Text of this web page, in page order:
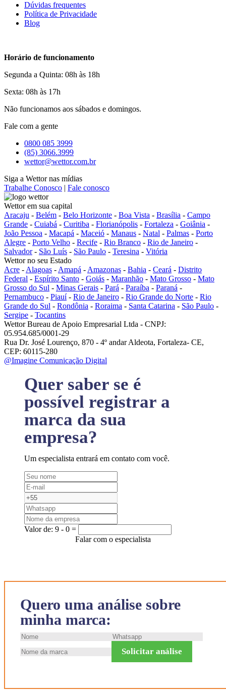
Quero uma análise sobre
minha marca:
Solicitar análise
Dúvidas frequentes
Política de Privacidade
Blog
Horário de funcionamento
Segunda a Quinta: 08h às 18h
Sexta: 08h às 17h
Não funcionamos aos sábados e domingos.
Fale com a gente
0800 085 3999
(85) 3066.3999
wettor@wettor.com.br
Siga a Wettor nas mídias
Trabalhe Conosco | Fale conosco
Wettor em sua capital
Aracaju - Belém - Belo Horizonte - Boa Vista - Brasília - Campo
Grande - Cuiabá - Curitiba - Florianópolis - Fortaleza - Goiânia -
João Pessoa - Macapá - Maceió - Manaus - Natal - Palmas - Porto
Alegre - Porto Velho - Recife - Rio Branco - Rio de Janeiro -
Salvador- São Luís - São Paulo - Teresina - Vitória
Wettor no seu Estado
Acre - Alagoas - Amapá - Amazonas - Bahia - Ceará - Distrito
Federal - Espírito Santo - Goiás - Maranhão - Mato Grosso - Mato
Grosso do Sul - Minas Gerais - Pará - Paraíba - Paraná -
Pernambuco - Piauí- Rio de Janeiro - Rio Grande do Norte - Rio
Grande do Sul - Rondônia - Roraima - Santa Catarina - São Paulo -
Sergipe - Tocantins
Wettor Bureau de Apoio Empresarial Ltda - CNPJ:
05.954.685/0001-29
Rua Dr. José Lourenço, 870 - 4º andar Aldeota, Fortaleza- CE,
CEP: 60115-280
@Imagine Comunicação Digital
Quer saber se é
possível registrar a
marca da sua
empresa?
Um especialista entrará em contato com você.
Valor de: 9 - 0 =
Falar com o especialista